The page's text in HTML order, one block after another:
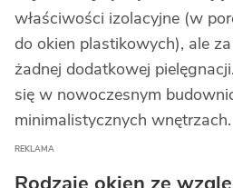
właściwości izolacyjne (w
do okien plastikowych), ale
żadnej dodatkowej
się w nowoczesnym
minimalistycznych wnętrzach.